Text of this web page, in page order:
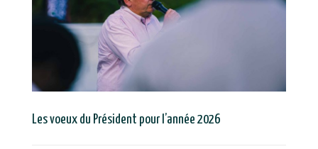
Les voeux du Président pour l’année 2026